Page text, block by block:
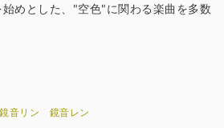
始めとした、"空色"に関わる楽曲を多数
鏡音リン 鏡音レン